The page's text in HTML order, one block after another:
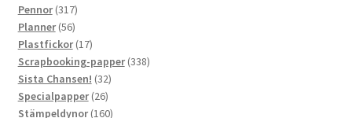
produkter
Pennor 317317
produkter
Planner 5656
produkter
Plastfickor 1717
produkter
Scrapbooking-papper 338338
Sista Chansen! 3232
produkter
Specialpapper 2626
produkter
Stämpeldynor 160160